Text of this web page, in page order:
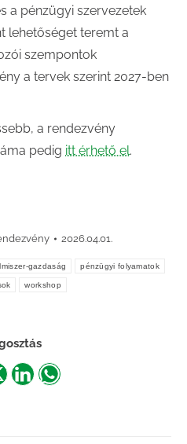
a pénzügyi szervezetek
lehetőséget teremt a
szempontok
a tervek szerint 2027-ben
a rendezvény
pedig itt érhető el.
2026.04.01.
gazdaság pénzügyi folyamatok
workshop
ShareShare